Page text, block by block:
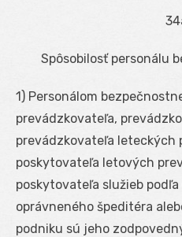
Spôsobilosť personálu
1) Personálom
prevádzkovateľa,
prevádzkovateľa leteckých
poskytovateľa letových
poskytovateľa služieb podľa
oprávneného špeditéra
podniku sú jeho